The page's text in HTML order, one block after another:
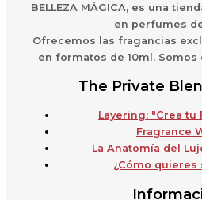
BELLEZA MÁGICA, es una t
en perfumes
Ofrecemos las fragancias
en formatos de 10ml.
The Private
Layering: "Crea tu
Fragrance
La Anatomía del
¿Cómo quieres